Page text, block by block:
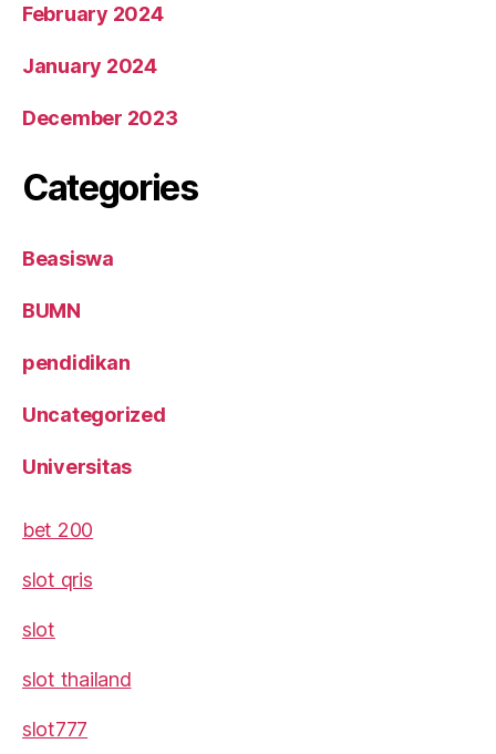
February 2024
January 2024
December 2023
Categories
Beasiswa
BUMN
pendidikan
Uncategorized
Universitas
bet 200
slot qris
slot
slot thailand
slot777